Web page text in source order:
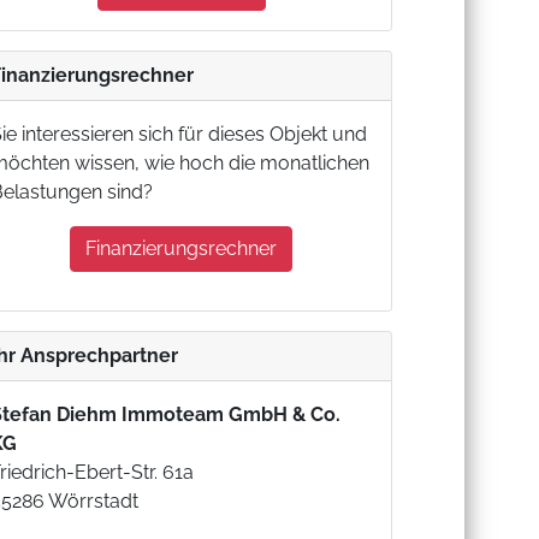
interessieren sich für dieses Objekt und
wissen, wie hoch die monatlichen
sind?
Finanzierungsrechner
Ansprechpartner
Diehm Immoteam GmbH & Co.
Ebert-Str. 61a
Wörrstadt